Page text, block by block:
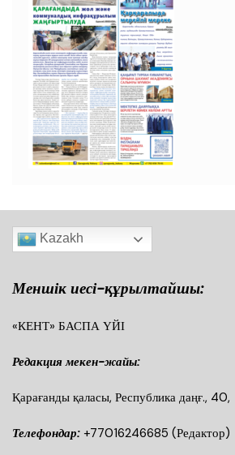
Kazakh
Меншік иесі-құрылтайшы:
«КЕНТ» БАСПА ҮЙІ
Редакция мекен-жайы:
Қарағанды қаласы, Республика
Телефондар: +77016246685 (Редактор)